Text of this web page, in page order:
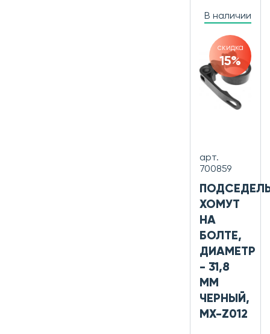
В наличии
скидка
15%
арт.
700859
ХОМУТ
НА
БОЛТЕ,
ДИАМЕТР
- 31,8
ММ
ЧЕРНЫЙ,
MX-Z012